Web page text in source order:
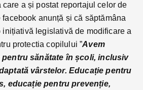
a și postat reportajul celor de
facebook anunță și că săptămâna
legislativă de modificare a
protectia copilului ”Avem
sănătate în școli, inclusiv
vârstelor. Educație pentru
educație pentru prevenție,